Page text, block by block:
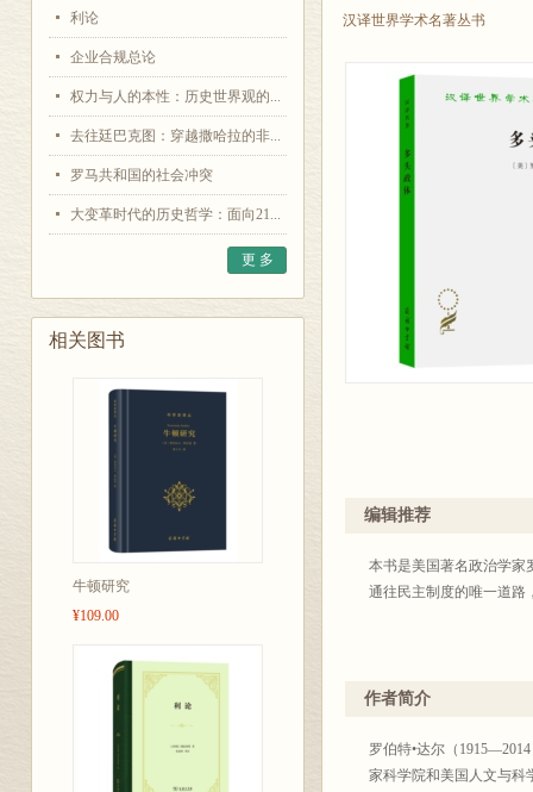
利论
企业合规总论
权力与人的本性：历史世界观的...
去往廷巴克图：穿越撒哈拉的非...
罗马共和国的社会冲突
大变革时代的历史哲学：面向21...
更 多
相关图书
牛顿研究
¥109.00
汉译世界学术名著丛书
编辑推荐
本书是美国著名政治学家
通往民主制度的唯一道路
作者简介
罗伯特•达尔（
家科学院和美国人文与科